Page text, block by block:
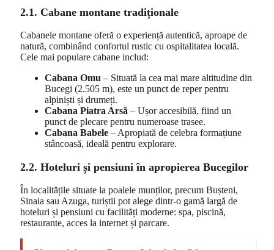
2.1. Cabane montane tradiționale
Cabanele montane oferă o experiență autentică, aproape de
natură, combinând confortul rustic cu ospitalitatea locală.
Cele mai populare cabane includ:
Cabana Omu – Situată la cea mai mare altitudine din
Bucegi (2.505 m), este un punct de reper pentru
alpiniști și drumeți.
Cabana Piatra Arsă – Ușor accesibilă, fiind un
punct de plecare pentru numeroase trasee.
Cabana Babele – Apropiată de celebra formațiune
stâncoasă, ideală pentru explorare.
2.2. Hoteluri și pensiuni în apropierea Bucegilor
În localitățile situate la poalele munților, precum Bușteni,
Sinaia sau Azuga, turiștii pot alege dintr-o gamă largă de
hoteluri și pensiuni cu facilități moderne: spa, piscină,
restaurante, acces la internet și parcare.